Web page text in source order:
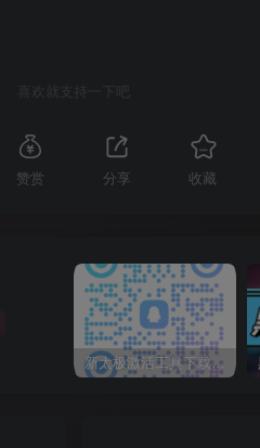
喜欢就支持一下吧
赞赏 分享 收藏
新太极激活工具下载/教程/充值/开户(QQ交流群号749113977)